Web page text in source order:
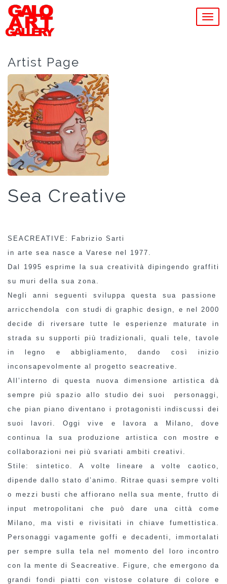
Artist Page
Sea Creative
SEACREATIVE: Fabrizio Sarti
in arte sea nasce a Varese nel 1977.
Dal 1995 esprime la sua creatività dipingendo graffiti
su muri della sua zona.
Negli anni seguenti sviluppa questa sua passione
arricchendola con studi di graphic design, e nel 2000
decide di riversare tutte le esperienze maturate in
strada su supporti più tradizionali, quali tele, tavole
in legno e abbigliamento, dando così inizio
inconsapevolmente al progetto seacreative.
All’interno di questa nuova dimensione artistica dà
sempre più spazio allo studio dei suoi personaggi,
che pian piano diventano i protagonisti indiscussi dei
suoi lavori. Oggi vive e lavora a Milano, dove
continua la sua produzione artistica con mostre e
collaborazioni nei più svariati ambiti creativi.
Stile: sintetico. A volte lineare a volte caotico,
dipende dallo stato d’animo. Ritrae quasi sempre volti
o mezzi busti che affiorano nella sua mente, frutto di
input metropolitani che può dare una città come
Milano, ma visti e rivisitati in chiave fumettistica.
Personaggi vagamente goffi e decadenti, immortalati
per sempre sulla tela nel momento del loro incontro
con la mente di Seacreative. Figure, che emergono da
grandi fondi piatti con vistose colature di colore e